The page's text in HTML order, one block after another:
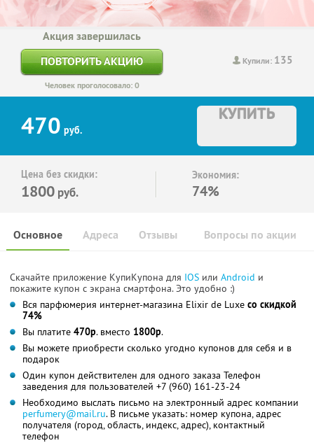
Купили: 135
Акция завершилась
ПОВТОРИТЬ АКЦИЮ
Человек проголосовало: 0
470 руб.
КУПИТЬ
Цена без скидки:
1800 руб.
Экономия:
74%
Основное Отзывы Вопросы по акции
Адреса
Скачайте приложение КупиКупона для IOS или Android и
покажите купон с экрана смартфона. Это удобно :)
Вся парфюмерия интернет-магазина Elixir de Luxe со скидкой
74%
Вы платите 470р. вместо 1800р.
Вы можете приобрести сколько угодно купонов для себя и в
подарок
Один купон действителен для одного заказа Телефон
заведения для пользователей +7 (960) 161-23-24
Необходимо выслать письмо на электронный адрес компании
perfumery@mail.ru. В письме указать: номер купона, адрес
получателя (город, область, индекс, адрес), контактный
телефон